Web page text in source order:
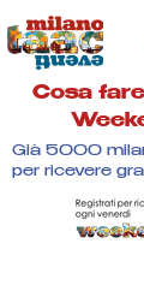
Cosa
Già 5000
per ricevere